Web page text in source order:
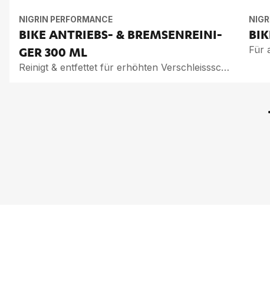
NIGRIN PERFORMANCE
BIKE AN­TRIEBS- & BREM­SEN­REI­NI­
GER300 ML
Reinigt & entfettet für erhöhten Verschleissschutz
Für